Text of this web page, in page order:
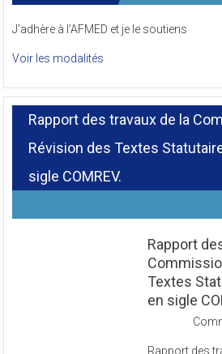
J’adhère à l’AFMED et je le soutiens
Voir les modalités
Rapport des travaux de la
Révision des Textes
sigle COMREV.
Rapport
Textes
en sigle
Rapport des